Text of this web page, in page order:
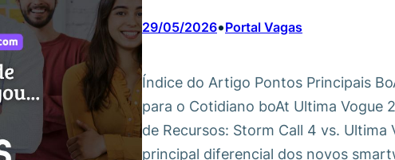
29/05/2026•Portal Vagas
Índice do Artigo Pontos Principais
para o Cotidiano boAt Ultima Vogue
de Recursos: Storm Call 4 vs. Ultima
principal diferencial dos novos